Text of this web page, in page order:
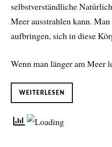
selbstverständliche
Meer ausstrahlen kann.
aufbringen, sich in diese
Wenn man länger am Meer
WEITERLESEN